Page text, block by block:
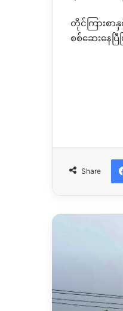
တိုင်ကြားစာ
စစ်ဆေးနေပြီ
Share